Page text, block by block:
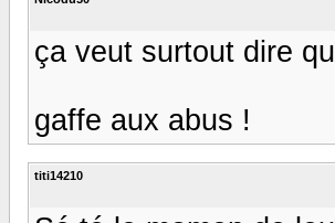
ça veut surtout dire
gaffe aux abus !
titi14210